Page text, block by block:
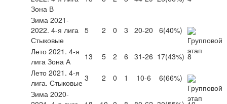
Зона В
Зима 2021-
2022. 4-я лига
Стыковые
5 2 0 3 20-20 6(40%)
Лето 2021. 4-я
лига Зона А
13 5 2 6 31-26 17(43%) 8
Лето 2021. 4-я
лига. Стыковые 3 2 0 1 10-6 6(66%)
Зима 2020-